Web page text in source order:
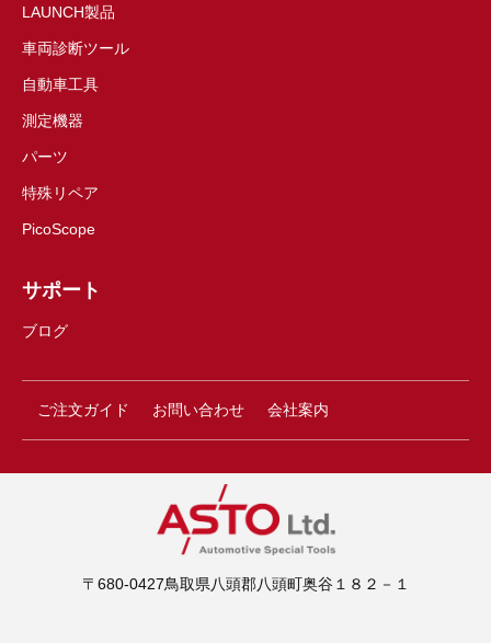
LAUNCH製品
車両診断ツール
自動車工具
測定機器
パーツ
特殊リペア
PicoScope
サポート
ブログ
ご注文ガイド お問い合わせ 会社案内
〒680-0427鳥取県八頭郡八頭町奥谷１８２－１